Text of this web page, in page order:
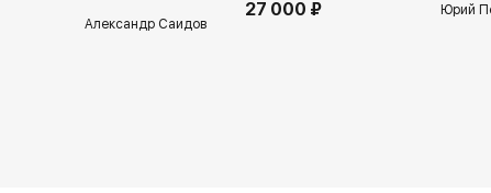
Александр Саидов
27 000 ₽ Юрий